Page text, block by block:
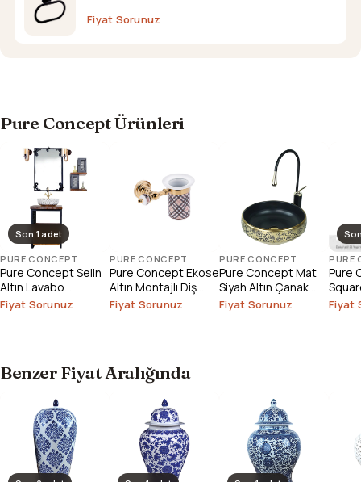
Fiyat Sorunuz
Pure Concept Ürünleri
Son 1 adet
PURE CONCEPT
Pure Concept Selin
Altın Lavabo
Bataryası (Outlet)
Fiyat Sorunuz
PURE CONCEPT
Pure Concept Ekose
Altın Montajlı Diş
Fırçalık
Fiyat Sorunuz
PURE CONCEPT
Pure Concept Mat
Siyah Altın Çanak
Lavabo
Fiyat Sorunuz
PURE
Pure
Fiyat
Benzer Fiyat Aralığında